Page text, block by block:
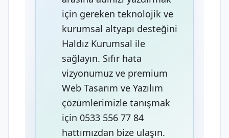
için gereken teknolojik ve
kurumsal altyapı desteğini
Haldız Kurumsal ile
sağlayın. Sıfır hata
vizyonumuz ve premium
Web Tasarım ve Yazılım
çözümlerimizle tanışmak
için 0533 556 77 84
hattımızdan bize ulaşın.